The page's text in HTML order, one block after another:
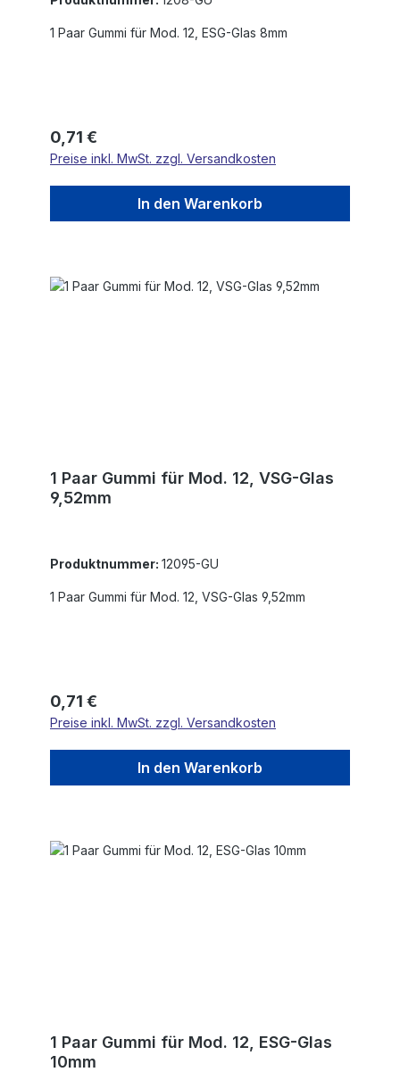
1 Paar Gummi für Mod. 12, ESG-Glas 8mm
Regulärer Preis:
0,71 €
Preise inkl. MwSt. zzgl. Versandkosten
In den Warenkorb
1 Paar Gummi für Mod. 12, VSG-Glas
9,52mm
Produktnummer: 12095-GU
1 Paar Gummi für Mod. 12, VSG-Glas 9,52mm
Regulärer Preis:
0,71 €
Preise inkl. MwSt. zzgl. Versandkosten
In den Warenkorb
1 Paar Gummi für Mod. 12, ESG-Glas
10mm